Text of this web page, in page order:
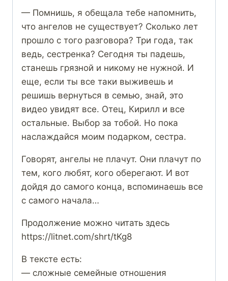
— Помнишь, я обещала тебе напомнить,
что ангелов не существует? Сколько лет
прошло с того разговора? Три года, так
ведь, сестренка? Сегодня ты падешь,
станешь грязной и никому не нужной. И
еще, если ты все таки выживешь и
решишь вернуться в семью, знай, это
видео увидят все. Отец, Кирилл и все
остальные. Выбор за тобой. Но пока
наслаждайся моим подарком, сестра.
Говорят, ангелы не плачут. Они плачут по
тем, кого любят, кого оберегают. И вот
дойдя до самого конца, вспоминаешь все
с самого начала…
Продолжение можно читать здесь
https://litnet.com/shrt/tKg8
В тексте есть:
— сложные семейные отношения